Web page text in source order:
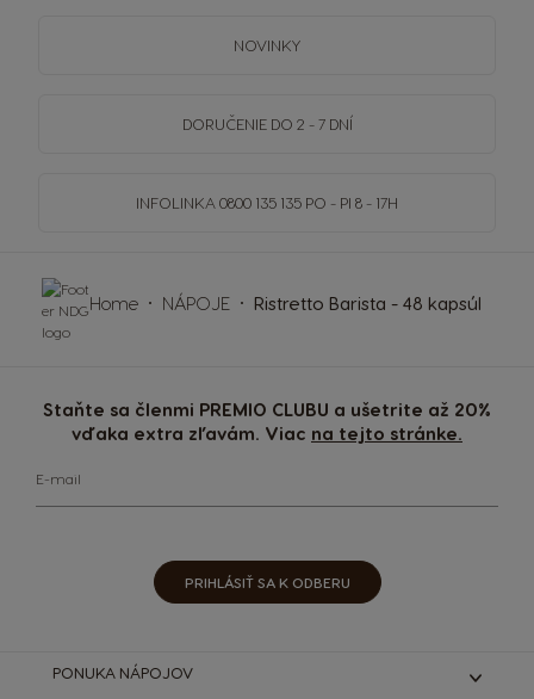
NOVINKY
DORUČENIE DO 2 - 7 DNÍ
INFOLINKA 0800 135 135 PO - PI 8 - 17H
Staňte sa členmi PREMIO CLUBU a ušetrite až 20%
vďaka extra zľavám. Viac na tejto stránke.
E-mail
PRIHLÁSIŤ SA K ODBERU
Home NÁPOJE Ristretto Barista - 48 kapsúl
PONUKA NÁPOJOV